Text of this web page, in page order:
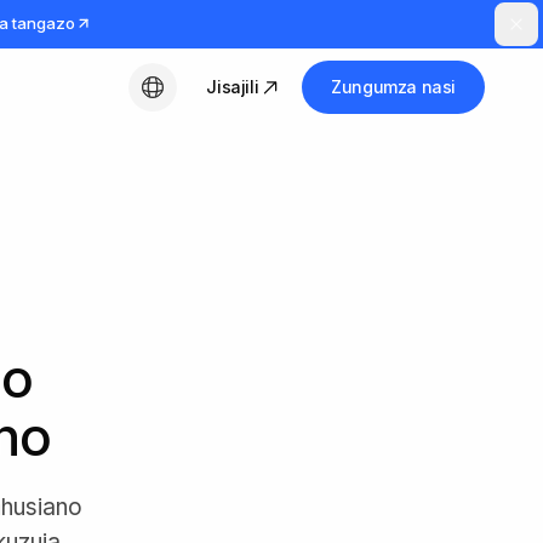
tangazo
Kiswahili
Jisajili Zungumza nasi